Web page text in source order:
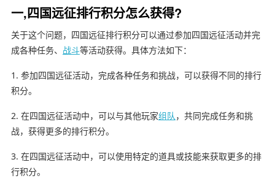
一,四国远征排行积分怎么获得?
关于这个问题，四国远征排行积分可以通过参加四国远征活动并完
成各种任务、 战斗等活动获得。具体方法如下：
1. 参加四国远征活动，完成各种任务和挑战，可以获得不同的排行
积分。
2. 在四国远征活动中，可以与其他玩家组队，共同完成任务和挑
战，获得更多的排行积分。
3. 在四国远征活动中，可以使用特定的道具或技能来获取更多的排
行积分。